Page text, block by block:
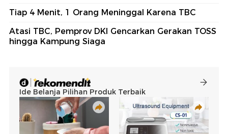
Tiap 4 Menit, 1 Orang Meninggal Karena TBC
Atasi TBC, Pemprov DKI Gencarkan Gerakan TOSS
hingga Kampung Siaga